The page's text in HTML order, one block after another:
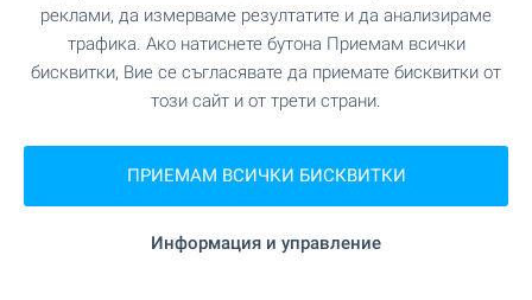
Супермаркет"Вселена" на 10.3 км.
Супермаркет "Евро Хранителен Магазин" на
реклами, да измерваме резултатите и да анализираме
трафика. Ако натиснете бутона Приемам всички
бисквитки, Вие се съгласявате да приемате бисквитки от
този сайт и от трети страни.
ПРИЕМАМ ВСИЧКИ БИСКВИТКИ
Информация и управление